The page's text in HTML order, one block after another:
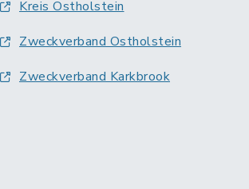
Kreis Ostholstein
Zweckverband Ostholstein
Zweckverband Karkbrook